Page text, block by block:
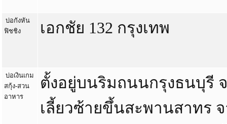
บ่อกังหัน
ฟิชชิง
เอกชัย 132 กรุงเทพ
บ่อเงินเกม
สกุ้ง-สวน
อาหาร
ตั้งอยู่บนริมถนนกรุงธนบุรี
เลี้ยวซ้ายขึ้นสะพานสาทร จ